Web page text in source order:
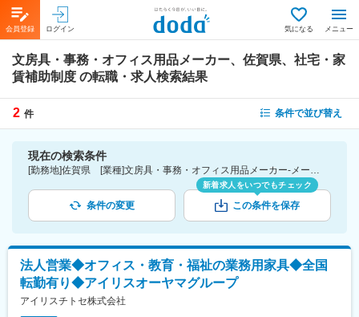
会員登録 ログイン 気になる メニュー
文房具・事務・オフィス用品メーカー、佐賀県、社宅・家
賃補助制度 の転職・求人検索結果
2 件 条件で並び替え
現在の検索条件
[勤務地]佐賀県 [業種]文房具・事務・オフィス用品メーカー-メーカー（素材・化学・食品・化粧品・その他）業界 [詳細条件](待遇・福利厚生)社宅・家賃補助制度
条件の変更
新着求人をいつでもチェック
この条件を保存
法人営業◆オフィス・教育・福祉の業務用家具◆全国
転勤有り◆アイリスオーヤマグループ
アイリスチトセ株式会社